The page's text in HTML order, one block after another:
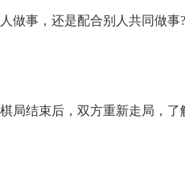
做事，还是配合别人共同做事?
局结束后，双方重新走局，